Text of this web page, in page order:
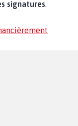
signatures.